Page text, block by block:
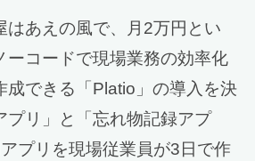
あえの風で、月2万円とい
ーコードで現場業務の効率化
成できる「Platio」の導入を決
プリ」と「忘れ物記録アプ
プリを現場従業員が3日で作